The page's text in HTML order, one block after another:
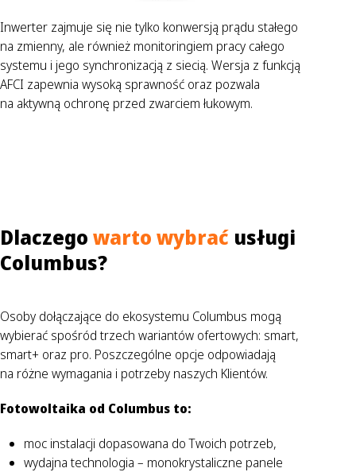
Inwerter zajmuje się nie tylko konwersją prądu stałego
na zmienny, ale również monitoringiem pracy całego
systemu i jego synchronizacją z siecią. Wersja z funkcją
AFCI zapewnia wysoką sprawność oraz pozwala
na aktywną ochronę przed zwarciem łukowym.
Dlaczego warto wybrać usługi
Columbus?
Osoby dołączające do ekosystemu Columbus mogą
wybierać spośród trzech wariantów ofertowych: smart,
smart+ oraz pro. Poszczególne opcje odpowiadają
na różne wymagania i potrzeby naszych Klientów.
Fotowoltaika od Columbus to:
moc instalacji dopasowana do Twoich potrzeb,
wydajna technologia – monokrystaliczne panele